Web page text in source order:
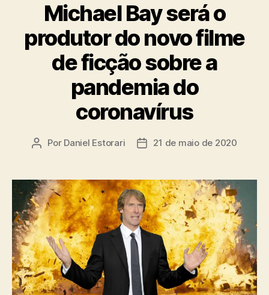
Michael Bay será o
produtor do novo filme
de ficção sobre a
pandemia do
coronavírus
Autor
Por Daniel Estorari
Data21 de maio de 2020